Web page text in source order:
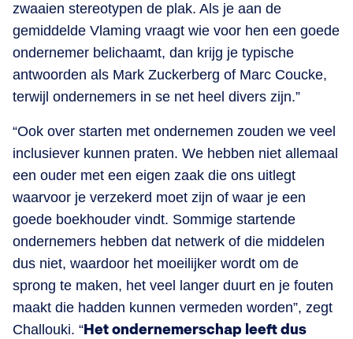
zwaaien stereotypen de plak. Als je aan de
gemiddelde Vlaming vraagt wie voor hen een goede
ondernemer belichaamt, dan krijg je typische
antwoorden als Mark Zuckerberg of Marc Coucke,
terwijl ondernemers in se net heel divers zijn.”
“Ook over starten met ondernemen zouden we veel
inclusiever kunnen praten. We hebben niet allemaal
een ouder met een eigen zaak die ons uitlegt
waarvoor je verzekerd moet zijn of waar je een
goede boekhouder vindt. Sommige startende
ondernemers hebben dat netwerk of die middelen
dus niet, waardoor het moeilijker wordt om de
sprong te maken, het veel langer duurt en je fouten
maakt die hadden kunnen vermeden worden”, zegt
Challouki. “Het ondernemerschap leeft dus